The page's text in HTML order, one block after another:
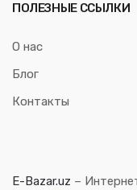
ПОЛЕЗНЫЕ ССЫЛКИ
О нас
Блог
Контакты
E-Bazar.uz –